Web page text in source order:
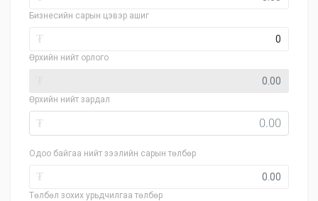
Бизнесийн сарын цэвэр ашиг
₮
Өрхийн нийт орлого
Өрхийн нийт зардал
₮
Одоо байгаа нийт зээлийн сарын төлбөр
₮
Төлбөл зохих урьдчилгаа төлбөр